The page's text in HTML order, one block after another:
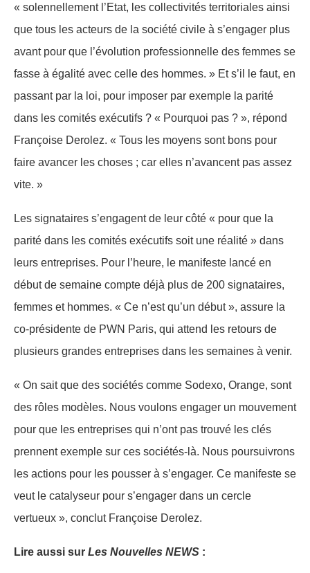
« solennellement l’Etat, les collectivités territoriales ainsi
que tous les acteurs de la société civile à s’engager plus
avant pour que l’évolution professionnelle des femmes se
fasse à égalité avec celle des hommes. » Et s’il le faut, en
passant par la loi, pour imposer par exemple la parité
dans les comités exécutifs ? « Pourquoi pas ? », répond
Françoise Derolez. « Tous les moyens sont bons pour
faire avancer les choses ; car elles n’avancent pas assez
vite. »
Les signataires s’engagent de leur côté « pour que la
parité dans les comités exécutifs soit une réalité » dans
leurs entreprises. Pour l’heure, le manifeste lancé en
début de semaine compte déjà plus de 200 signataires,
femmes et hommes. « Ce n’est qu’un début », assure la
co-présidente de PWN Paris, qui attend les retours de
plusieurs grandes entreprises dans les semaines à venir.
« On sait que des sociétés comme Sodexo, Orange, sont
des rôles modèles. Nous voulons engager un mouvement
pour que les entreprises qui n’ont pas trouvé les clés
prennent exemple sur ces sociétés-là. Nous poursuivrons
les actions pour les pousser à s’engager. Ce manifeste se
veut le catalyseur pour s’engager dans un cercle
vertueux », conclut Françoise Derolez.
Lire aussi sur Les Nouvelles NEWS :